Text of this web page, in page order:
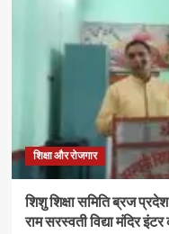
विशेषज्ञों
समस्या
प्रबंधन
और
प्रभावी
गुर
शिक्षा और रोजगार
शिशु शिक्षा समिति ब्रज
राम सरस्वती विद्या मंदिर